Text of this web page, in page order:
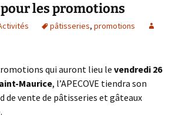
les promotions
pâtisseries, promotions
qui auront lieu le vendredi 26
Maurice, l’APECOVE tiendra son
vente de pâtisseries et gâteaux